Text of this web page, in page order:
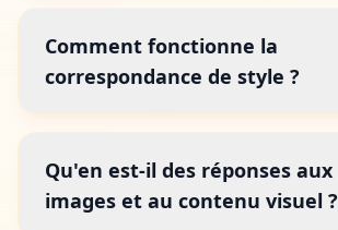
Comment fonctionne la
correspondance de style ?
Qu'en est-il des réponses aux
images et au contenu visuel ?